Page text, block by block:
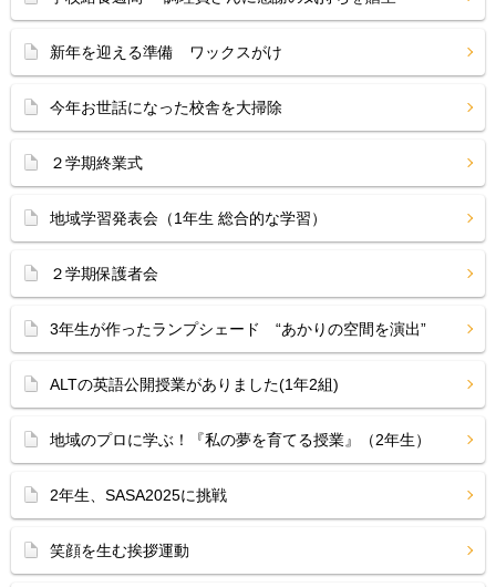
新年を迎える準備 ワックスがけ
今年お世話になった校舎を大掃除
２学期終業式
地域学習発表会（1年生 総合的な学習）
２学期保護者会
3年生が作ったランプシェード “あかりの空間を演出”
ALTの英語公開授業がありました(1年2組)
地域のプロに学ぶ！『私の夢を育てる授業』（2年生）
2年生、SASA2025に挑戦
笑顔を生む挨拶運動